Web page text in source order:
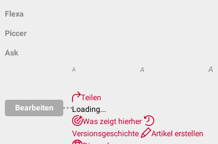
Flexa
Piccer
Ask
Bearbeiten
A A A
Teilen
Loading...
Was zeigt hierher
Versionsgeschichte
Artikel erstellen